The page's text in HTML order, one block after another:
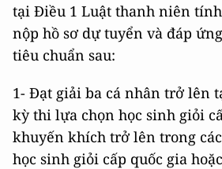
tại Điều 1 Luật thanh niên
nộp hồ sơ dự tuyển và đáp
tiêu chuẩn sau:
1- Đạt giải ba cá nhân trở lên
kỳ thi lựa chọn học sinh giỏi
khuyến khích trở lên trong
học sinh giỏi cấp quốc gia